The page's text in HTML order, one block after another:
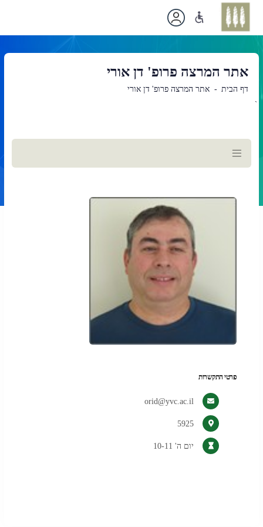
אתר המרצה פרופ' דן אורי
דף הבית אתר המרצה פרופ' דן אורי
`
תוכן
ראשי
פרטי התקשרות
orid@yvc.ac.il
5925
יום ה' 10-11